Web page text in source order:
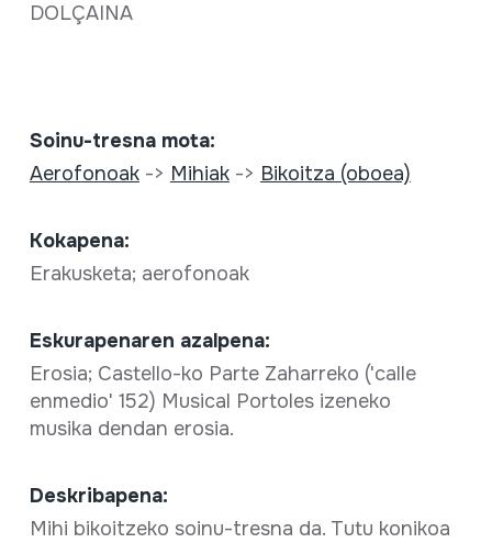
DOLÇAINA
Soinu-tresna mota:
Aerofonoak-> Mihiak-> Bikoitza (oboea)
Kokapena:
Erakusketa; aerofonoak
Eskurapenaren azalpena:
Erosia; Castello-ko Parte Zaharreko ('calle
enmedio' 152) Musical Portoles izeneko
musika dendan erosia.
Deskribapena:
Mihi bikoitzeko soinu-tresna da. Tutu konikoa